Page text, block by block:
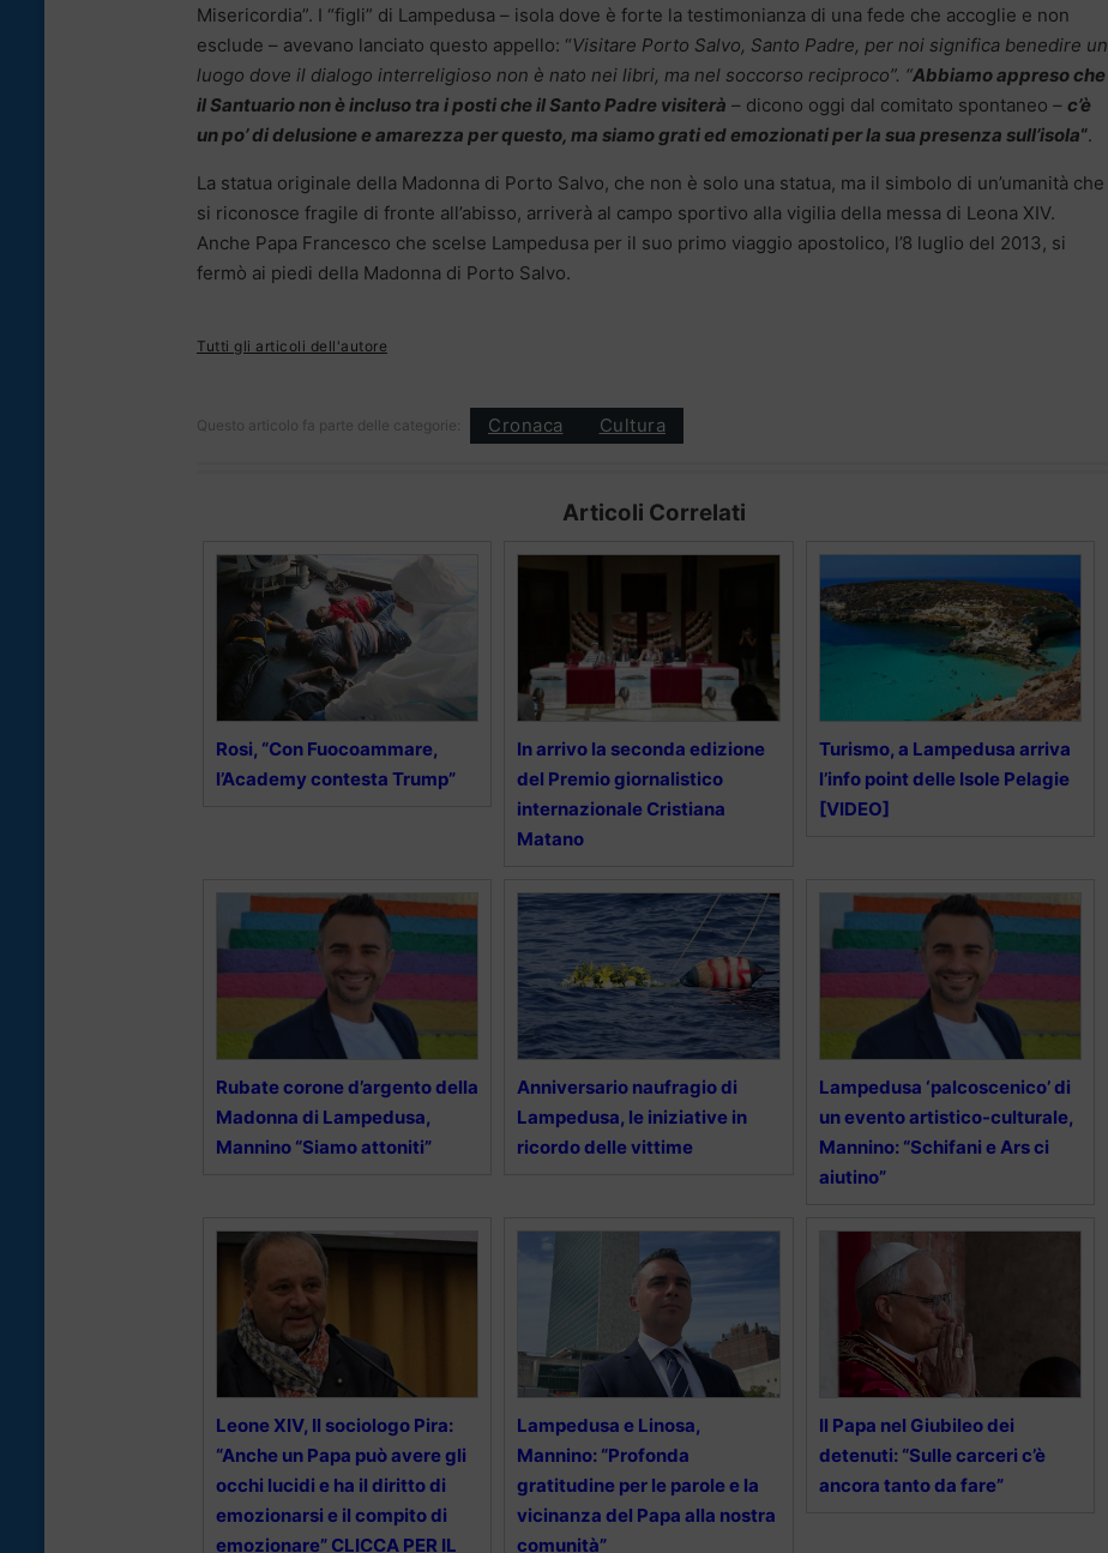
Misericordia”. I “figli” di Lampedusa – isola dove è forte la testimonianza di una fede che accoglie e non
esclude – avevano lanciato questo appello: “Visitare Porto Salvo, Santo Padre, per noi significa benedire un
luogo dove il dialogo interreligioso non è nato nei libri, ma nel soccorso reciproco”. “Abbiamo appreso che
il Santuario non è incluso tra i posti che il Santo Padre visiterà – dicono oggi dal comitato spontaneo – c’è
un po’ di delusione e amarezza per questo, ma siamo grati ed emozionati per la sua presenza sull’isola“.
La statua originale della Madonna di Porto Salvo, che non è solo una statua, ma il simbolo di un’umanità che
si riconosce fragile di fronte all’abisso, arriverà al campo sportivo alla vigilia della messa di Leona XIV.
Anche Papa Francesco che scelse Lampedusa per il suo primo viaggio apostolico, l’8 luglio del 2013, si
fermò ai piedi della Madonna di Porto Salvo.
Tutti gli articoli dell'autore
Questo articolo fa parte delle categorie: Cronaca Cultura
Articoli Correlati
Rosi, “Con Fuocoammare,
l’Academy contesta Trump”
In arrivo la seconda edizione
del Premio giornalistico
internazionale Cristiana
Matano
Turismo, a Lampedusa arriva
l’info point delle Isole Pelagie
[VIDEO]
Rubate corone d’argento della
Madonna di Lampedusa,
Mannino “Siamo attoniti”
Anniversario naufragio di
Lampedusa, le iniziative in
ricordo delle vittime
Lampedusa ‘palcoscenico’ di
un evento artistico-culturale,
Mannino: “Schifani e Ars ci
aiutino”
Leone XIV, Il sociologo Pira:
“Anche un Papa può avere gli
occhi lucidi e ha il diritto di
emozionarsi e il compito di
emozionare” CLICCA PER IL
Lampedusa e Linosa,
Mannino: “Profonda
gratitudine per le parole e la
vicinanza del Papa alla nostra
comunità”
Il Papa nel Giubileo dei
detenuti: “Sulle carceri c’è
ancora tanto da fare”